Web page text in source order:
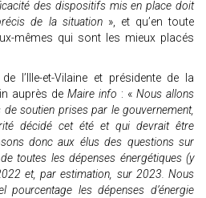
des dispositifs mis en place doit
de la situation», et qu’en toute
mêmes qui sont les mieux placés
l’Ille-et-Vilaine et présidente de la
auprès de Maire info : « Nous allons
soutien prises par le gouvernement,
décidé cet été et qui devrait être
donc aux élus des questions sur
toutes les dépenses énergétiques (y
et, par estimation, sur 2023. Nous
les dépenses d’énergie